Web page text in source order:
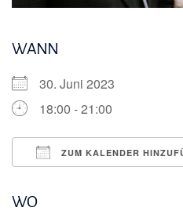
WANN
30. Juni 2023
18:00 - 21:00
ZUM KALENDER
WO